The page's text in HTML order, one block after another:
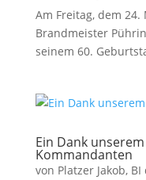
Am Freitag, dem
Brandmeister
seinem 60.
Ein Dank
Kommandanten
von Platzer Jakob, BI